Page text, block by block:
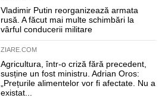
Vladimir Putin reorganizează armata
rusă. A făcut mai multe schimbări la
vârful conducerii militare
ZIARE.COM
Agricultura, într-o criză fără precedent,
susține un fost ministru. Adrian Oros:
„Prețurile alimentelor vor fi afectate. Nu a
existat...